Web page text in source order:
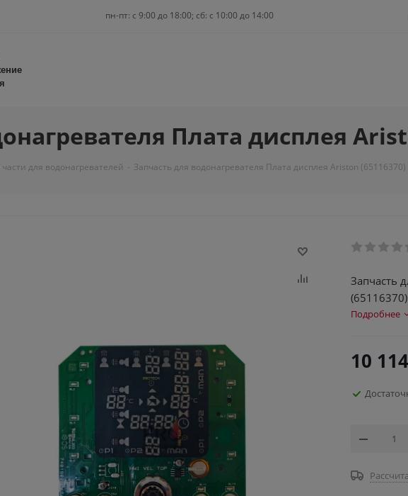
пн-пт: c 9:00 до 18:00; сб: с 10:00 до 14:00
Плата дисплея
для водонагревателей - Запчасть для водонагревателя Плата дисплея Ariston (65116370)
Запчасть
(65116370)
Подробнее
10